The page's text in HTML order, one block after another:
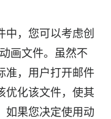
中，您可以考虑创
画文件。虽然不
准，用户打开邮件
优化该文件，使其
如果您决定使用动